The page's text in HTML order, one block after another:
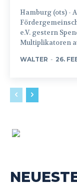
Hamburg (ots) - Anlässlich ihres 50. Jubiläums lud die
e.V. gestern
Multiplikatoren
WALTER - 26.